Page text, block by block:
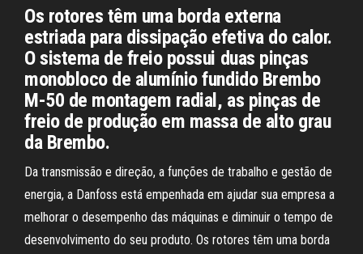
Os rotores têm uma borda externa
estriada para dissipação efetiva do calor.
O sistema de freio possui duas pinças
monobloco de alumínio fundido Brembo
M-50 de montagem radial, as pinças de
freio de produção em massa de alto grau
da Brembo.
Da transmissão e direção, a funções de trabalho e gestão de
energia, a Danfoss está empenhada em ajudar sua empresa a
melhorar o desempenho das máquinas e diminuir o tempo de
desenvolvimento do seu produto. Os rotores têm uma borda